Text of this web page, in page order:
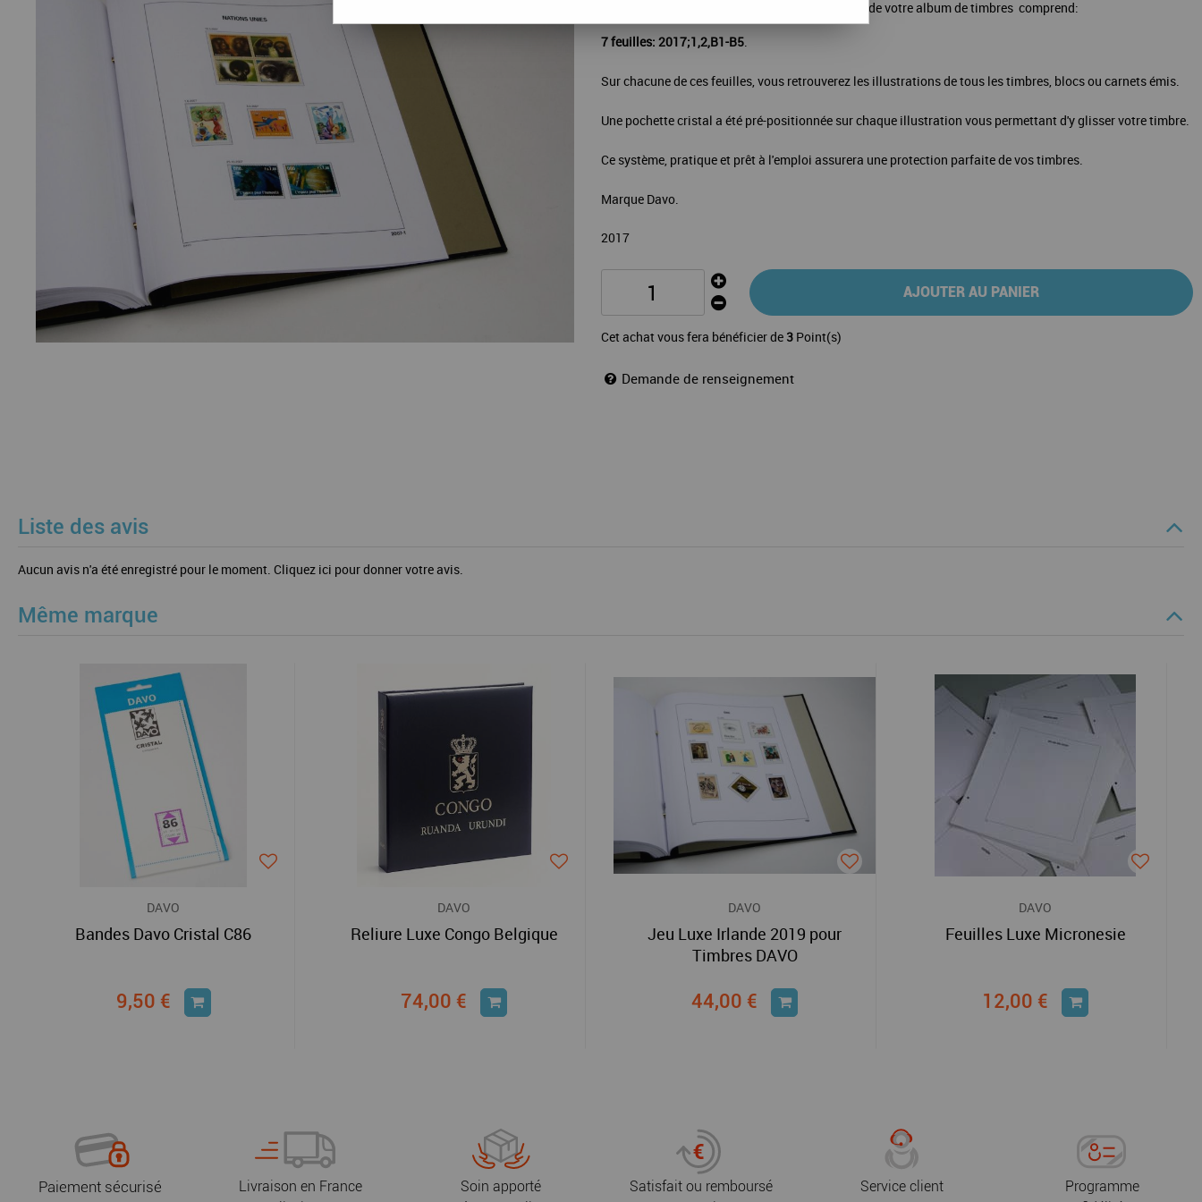
de votre album de timbres comprend:
7 feuilles: 2017;1,2,B1-B5.
Sur chacune de ces feuilles, vous retrouverez les illustrations de tous les timbres, blocs ou carnets émis.
Une pochette cristal a été pré-positionnée sur chaque illustration vous permettant d'y glisser votre timbre.
Ce système, pratique et prêt à l'emploi assurera une protection parfaite de vos timbres.
Marque Davo.
2017
AJOUTER AU PANIER
Cet achat vous fera bénéficier de 3 Point(s)
Demande de renseignement
Liste des avis
Aucun avis n'a été enregistré pour le moment. Cliquez ici pour donner votre avis.
Même marque
DAVO
Bandes Davo Cristal C86
9,50 €
DAVO
Reliure Luxe Congo Belgique
74,00 €
DAVO
Jeu Luxe Irlande 2019 pour
Timbres DAVO
44,00 €
DAVO
Feuilles Luxe Micronesie
12,00 €
Paiement sécurisé
Livraison en France
Soin apporté
Satisfait ou remboursé
Service client
Programme